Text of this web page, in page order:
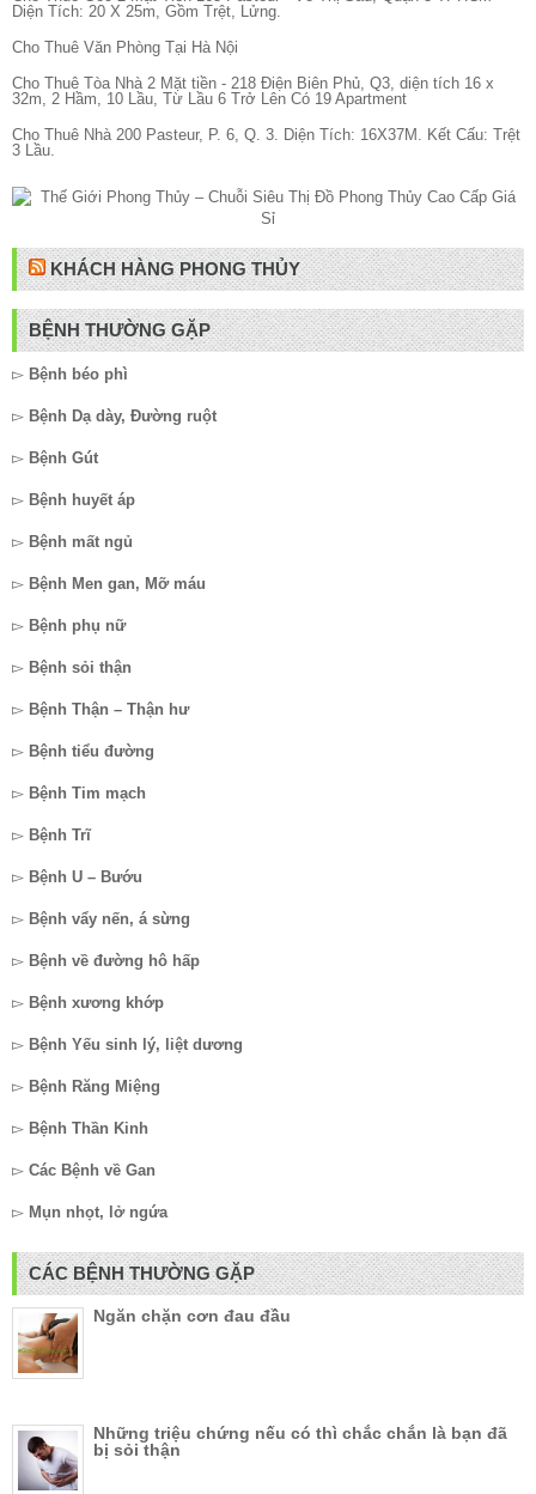
Diện Tích: 20 X 25m, Gồm Trệt, Lửng.
Cho Thuê Văn Phòng Tại Hà Nội
Cho Thuê Tòa Nhà 2 Mặt tiền - 218 Điện Biên Phủ, Q3, diện tích 16 x
32m, 2 Hầm, 10 Lầu, Từ Lầu 6 Trở Lên Có 19 Apartment
Cho Thuê Nhà 200 Pasteur, P. 6, Q. 3. Diện Tích: 16X37M. Kết Cấu: Trệt
3 Lầu.
KHÁCH HÀNG PHONG THỦY
BỆNH THƯỜNG GẶP
▻ Bệnh béo phì
▻ Bệnh Dạ dày, Đường ruột
▻ Bệnh Gút
▻ Bệnh huyết áp
▻ Bệnh mất ngủ
▻ Bệnh Men gan, Mỡ máu
▻ Bệnh phụ nữ
▻ Bệnh sỏi thận
▻ Bệnh Thận – Thận hư
▻ Bệnh tiểu đường
▻ Bệnh Tim mạch
▻ Bệnh Trĩ
▻ Bệnh U – Bướu
▻ Bệnh vẩy nến, á sừng
▻ Bệnh về đường hô hấp
▻ Bệnh xương khớp
▻ Bệnh Yếu sinh lý, liệt dương
▻ Bệnh Răng Miệng
▻ Bệnh Thần Kinh
▻ Các Bệnh về Gan
▻ Mụn nhọt, lở ngứa
CÁC BỆNH THƯỜNG GẶP
Ngăn chặn cơn đau đầu
Những triệu chứng nếu có thì chắc chắn là bạn đã
bị sỏi thận